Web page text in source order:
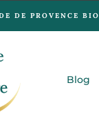
DE PROVENCE BIO
Blog